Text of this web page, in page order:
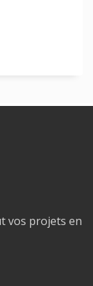
vos projets en